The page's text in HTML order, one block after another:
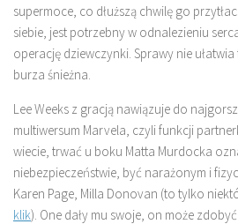
supermoce, co dłuższą chwilę go
siebie, jest potrzebny w odnalezieniu
operację dziewczynki. Sprawy nie
burza śnieżna.
Lee Weeks z gracją nawiązuje do
multiwersum Marvela, czyli funkcji
wiecie, trwać u boku Matta Murdocka
niebezpieczeństwie, być narażonym i
Karen Page, Milla Donovan (to tylko
klik). One dały mu swoje, on może